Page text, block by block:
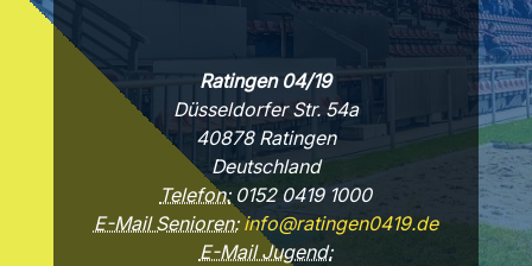
Ratingen 04/19
Düsseldorfer Str. 54a
40878 Ratingen
Deutschland
Telefon:0152 0419 1000
E-Mail Senioren:info@ratingen0419.de
E-Mail Jugend: